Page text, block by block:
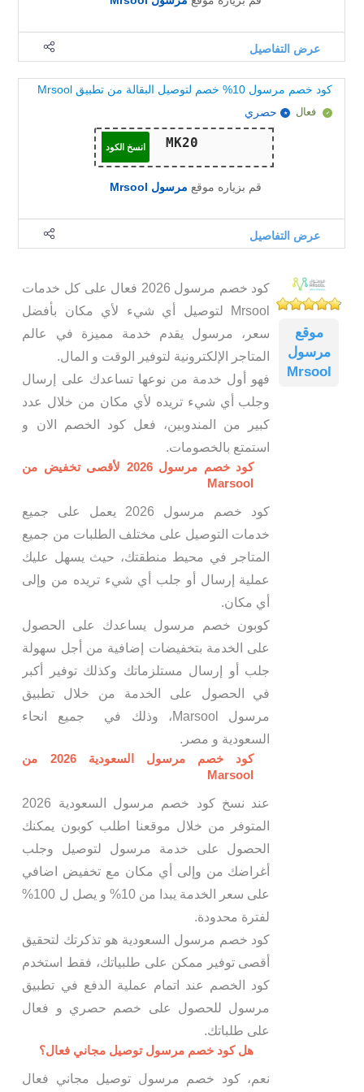
عرض التفاصيل
كود خصم مرسول 10% خصم لتوصيل البقالة من تطبيق Mrsool
فعال حصري
انسخ الكود
قم بزياره موقع مرسول Mrsool
عرض التفاصيل
موقع
مرسول
Mrsool
كود خصم مرسول 2026 فعال على كل خدمات
Mrsool لتوصيل أي شيء لأي مكان بأفضل
سعر، مرسول يقدم خدمة مميزة في عالم
المتاجر الإلكترونية لتوفير الوقت و المال.
فهو أول خدمة من نوعها تساعدك على إرسال
وجلب أي شيء تريده لأي مكان من خلال عدد
كبير من المندوبين، فعل كود الخصم الان و
استمتع بالخصومات.
كود خصم مرسول 2026 لأقصى تخفيض من
Marsool
كود خصم مرسول 2026 يعمل على جميع
خدمات التوصيل على مختلف الطلبات من جميع
المتاجر في محيط منطقتك، حيث يسهل عليك
عملية إرسال أو جلب أي شيء تريده من وإلى
أي مكان.
كوبون خصم مرسول يساعدك على الحصول
على الخدمة بتخفيضات إضافية من أجل سهولة
جلب أو إرسال مستلزماتك وكذلك توفير أكبر
في الحصول على الخدمة من خلال تطبيق
مرسول Marsool، وذلك في جميع انحاء
السعودية و مصر.
كود خصم مرسول السعودية 2026 من
Marsool
عند نسخ كود خصم مرسول السعودية 2026
المتوفر من خلال موقعنا اطلب كوبون يمكنك
الحصول على خدمة مرسول لتوصيل وجلب
أغراضك من وإلى أي مكان مع تخفيض اضافي
على سعر الخدمة يبدا من 10% و يصل ل 100%
لفترة محدودة.
كود خصم مرسول السعودية هو تذكرتك لتحقيق
أقصى توفير ممكن على طلبياتك، فقط استخدم
كود الخصم عند اتمام عملية الدفع في تطبيق
مرسول للحصول على خصم حصري و فعال
على طلباتك.
هل كود خصم مرسول توصيل مجاني فعال؟
نعم، كود خصم مرسول توصيل مجاني فعال